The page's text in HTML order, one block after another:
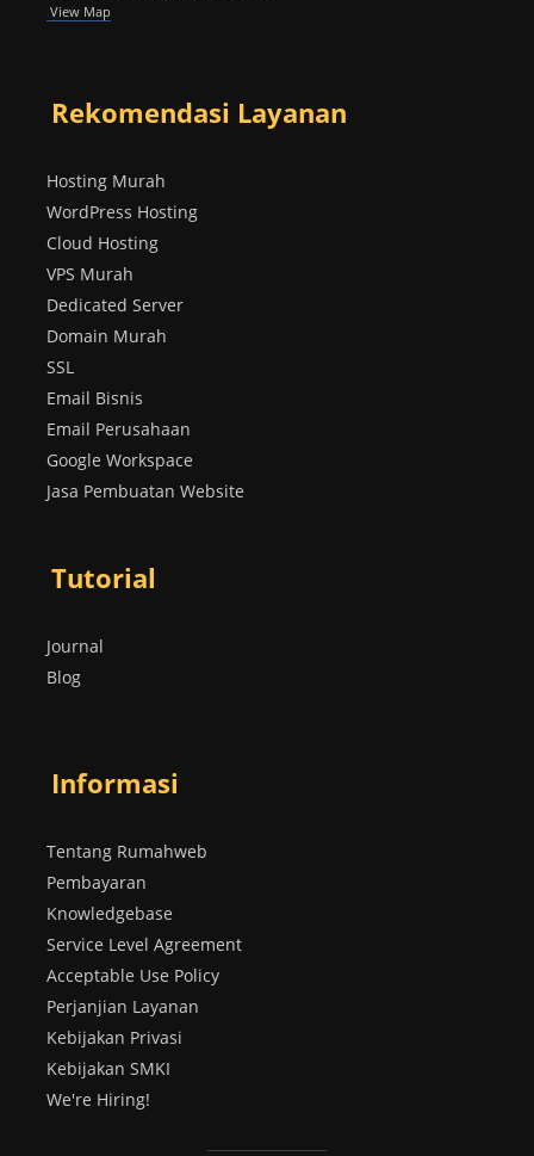
View Map
Rekomendasi Layanan
Hosting Murah
WordPress Hosting
Cloud Hosting
VPS Murah
Dedicated Server
Domain Murah
SSL
Email Bisnis
Email Perusahaan
Google Workspace
Jasa Pembuatan Website
Tutorial
Journal
Blog
Informasi
Tentang Rumahweb
Pembayaran
Knowledgebase
Service Level Agreement
Acceptable Use Policy
Perjanjian Layanan
Kebijakan Privasi
Kebijakan SMKI
We're Hiring!